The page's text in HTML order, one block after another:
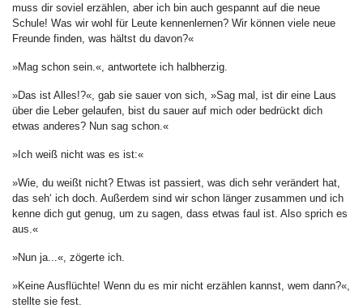
muss dir soviel erzählen, aber ich bin auch gespannt auf die neue
Schule! Was wir wohl für Leute kennenlernen? Wir können viele neue
Freunde finden, was hältst du davon?«
»Mag schon sein.«, antwortete ich halbherzig.
»Das ist Alles!?«, gab sie sauer von sich, »Sag mal, ist dir eine Laus
über die Leber gelaufen, bist du sauer auf mich oder bedrückt dich
etwas anderes? Nun sag schon.«
»Ich weiß nicht was es ist:«
»Wie, du weißt nicht? Etwas ist passiert, was dich sehr verändert hat,
das seh‘ ich doch. Außerdem sind wir schon länger zusammen und ich
kenne dich gut genug, um zu sagen, dass etwas faul ist. Also sprich es
aus.«
»Nun ja...«, zögerte ich.
»Keine Ausflüchte! Wenn du es mir nicht erzählen kannst, wem dann?«,
stellte sie fest.